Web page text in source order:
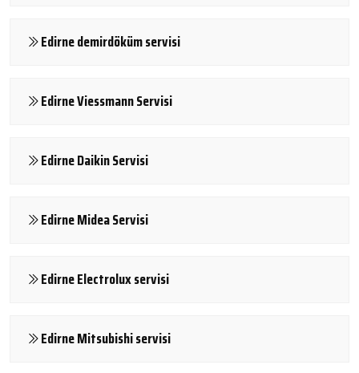
Edirne demirdöküm servisi
Edirne Viessmann Servisi
Edirne Daikin Servisi
Edirne Midea Servisi
Edirne Electrolux servisi
Edirne Mitsubishi servisi